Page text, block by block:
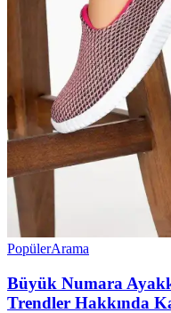
PopülerArama
Büyük Numara
Trendler Hakkında